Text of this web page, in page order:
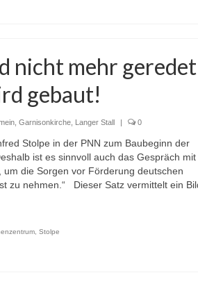
nicht mehr geredet
gebaut!
, Garnisonkirche, Langer Stall | 0
Stolpe in der PNN zum Baubeginn der
ist es sinnvoll auch das Gespräch mit
um die Sorgen vor Förderung deutschen
zu nehmen.“ Dieser Satz vermittelt ein
, Stolpe